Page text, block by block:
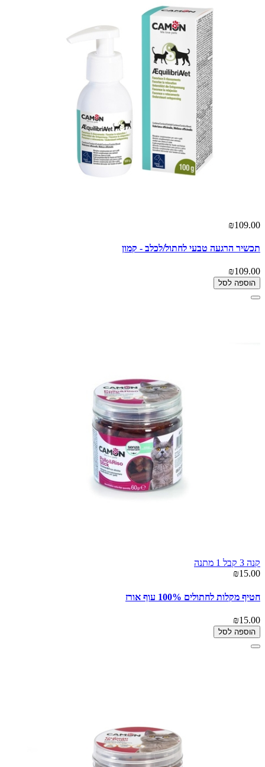
₪109.00
תכשיר הרגעה טבעי לחתול/לכלב - קמון
₪109.00
הוספה לסל
קנה 3 קבל 1 מתנה
₪15.00
חטיף מקלות לחתולים 100% עוף אורז
₪15.00
הוספה לסל